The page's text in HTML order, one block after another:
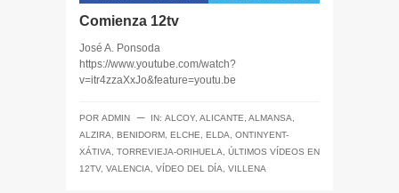
Comienza 12tv
José A. Ponsoda
https://www.youtube.com/watch?
v=itr4zzaXxJo&feature=youtu.be
POR ADMIN ─ IN: ALCOY, ALICANTE ALMANSA
ALZIRA
BENIDORM ELCHE ELDA
ONTINYENT-
XÁTIVA
TORREVIEJA-ORIHUELA
ÚLTIMOS VÍDEOS EN
12TV, VALENCIA VÍDEO DEL DÍA VILLENA